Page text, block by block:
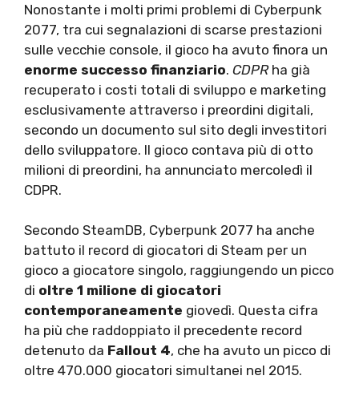
Nonostante i molti primi problemi di Cyberpunk
2077, tra cui segnalazioni di scarse prestazioni
sulle vecchie console, il gioco ha avuto finora un
enorme successo finanziario. CDPR ha già
recuperato i costi totali di sviluppo e marketing
esclusivamente attraverso i preordini digitali,
secondo un documento sul sito degli investitori
dello sviluppatore. Il gioco contava più di otto
milioni di preordini, ha annunciato mercoledì il
CDPR.
Secondo SteamDB, Cyberpunk 2077 ha anche
battuto il record di giocatori di Steam per un
gioco a giocatore singolo, raggiungendo un picco
di oltre 1 milione di giocatori
contemporaneamente giovedì. Questa cifra
ha più che raddoppiato il precedente record
detenuto da Fallout 4, che ha avuto un picco di
oltre 470.000 giocatori simultanei nel 2015.